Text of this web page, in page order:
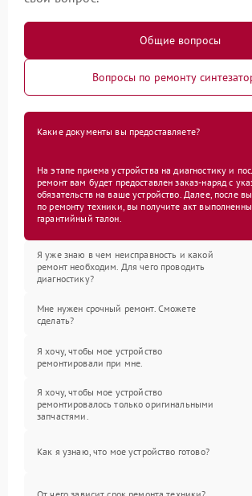
Общие вопросы
Вопросы по ремонту
Какие документы вы предоставляете?
На этапе приема устройства на диагностику и
ремонт вам будет предоставлен заказ-наряд с
обязательств на ваше устройство. Далее, после
по ремонту техники, вы получите акт
гарантийный талон.
Я уже знаю в чем неисправность и какой
ремонт необходим. Для чего проводить
диагностику?
Мне нужен срочный ремонт. Сможете
сделать?
Я хочу, чтобы мое устройство
ремонтировали при мне.
Я хочу, чтобы мое устройство
ремонтировалось только оригинальными
запчастями.
Как я узнаю, что мое устройство готово?